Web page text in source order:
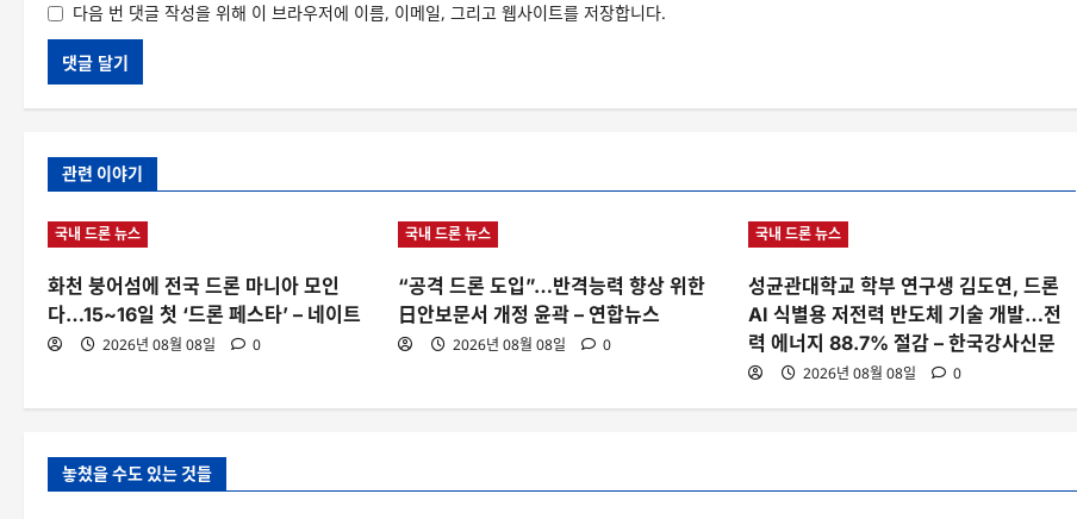
다음 번 댓글 작성을 위해 이 브라우저에 이름, 이메일, 그리고 웹사이트를 저장합니다.
관련 이야기
국내 드론 뉴스
화천 붕어섬에 전국 드론 마니아 모인
다…15~16일 첫 ‘드론 페스타’ – 네이트
2026년 08월 08일 0
국내 드론 뉴스
“공격 드론 도입”…반격능력 향상 위한
日안보문서 개정 윤곽 – 연합뉴스
2026년 08월 08일 0
국내 드론 뉴스
성균관대학교 학부 연구생 김도연, 드론
AI 식별용 저전력 반도체 기술 개발…전
력 에너지 88.7% 절감 – 한국강사신문
2026년 08월 08일 0
놓쳤을 수도 있는 것들